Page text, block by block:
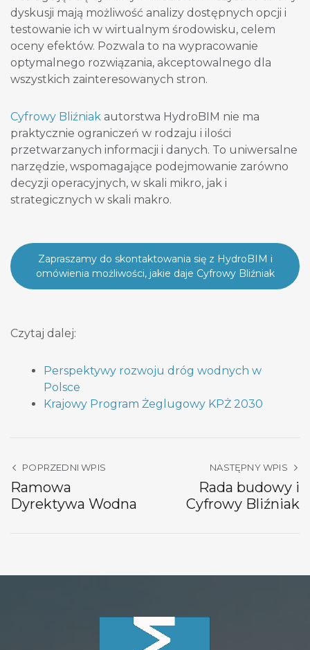
dyskusji mają możliwość analizy dostępnych opcji i
testowanie ich w wirtualnym środowisku, celem
oceny efektów. Pozwala to na wypracowanie
optymalnego rozwiązania, akceptowalnego dla
wszystkich zainteresowanych stron.
Cyfrowy Bliźniak autorstwa HydroBIM nie ma
praktycznie ograniczeń w rodzaju i ilości
przetwarzanych informacji i danych. To uniwersalne
narzędzie, wspomagające podejmowanie zarówno
decyzji operacyjnych, w skali mikro, jak i
strategicznych w skali makro.
Zapraszamy do skontaktowania się z HydroBIM i
omówienia możliwości, jakie daje Cyfrowy Bliźniak
Czytaj dalej:
Perspektywy rozwoju dróg wodnych w
Polsce
Krajowy Program Żeglugowy KPŻ 2030
POPRZEDNI WPIS
Ramowa
Dyrektywa Wodna
NASTĘPNY WPIS
Rada budowy i
Cyfrowy Bliźniak